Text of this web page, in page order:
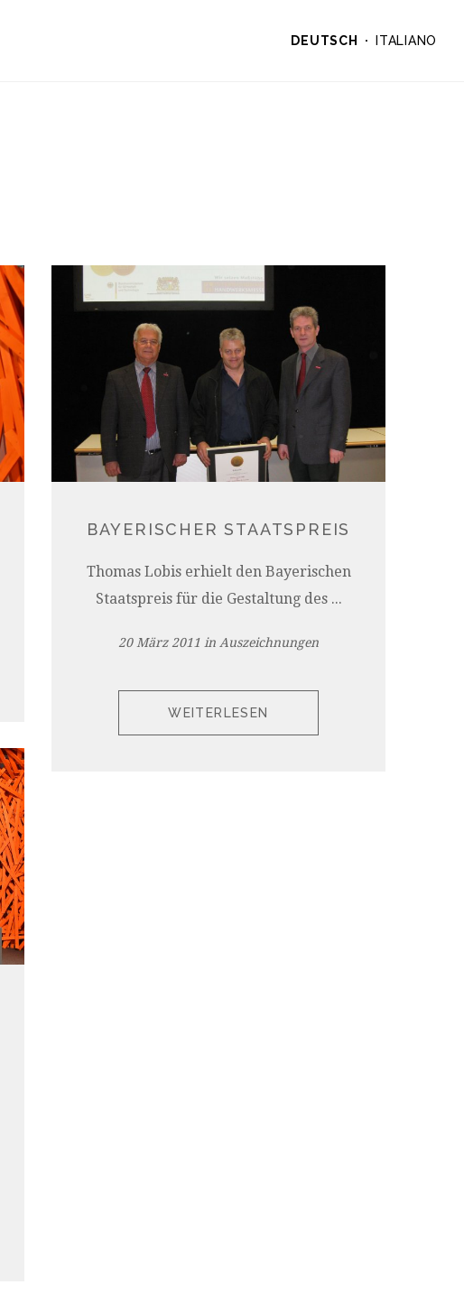
DEUTSCH ITALIANO
BAYERISCHER STAATSPREIS
Thomas Lobis erhielt den Bayerischen
Staatspreis für die Gestaltung des ...
20 März 2011 in Auszeichnungen
WEITERLESEN